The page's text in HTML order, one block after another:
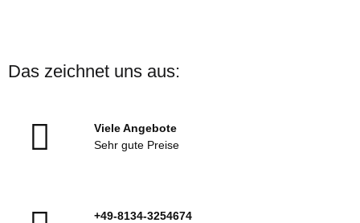
Das zeichnet uns aus:
Viele Angebote
Sehr gute Preise
+49-8134-3254674